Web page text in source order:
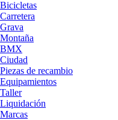
Bicicletas
Carretera
Grava
Montaña
BMX
Ciudad
Piezas de recambio
Equipamientos
Taller
Liquidación
Marcas